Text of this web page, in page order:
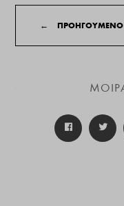
← ΠΡΟΗΓΟΥΜΕΝΟ